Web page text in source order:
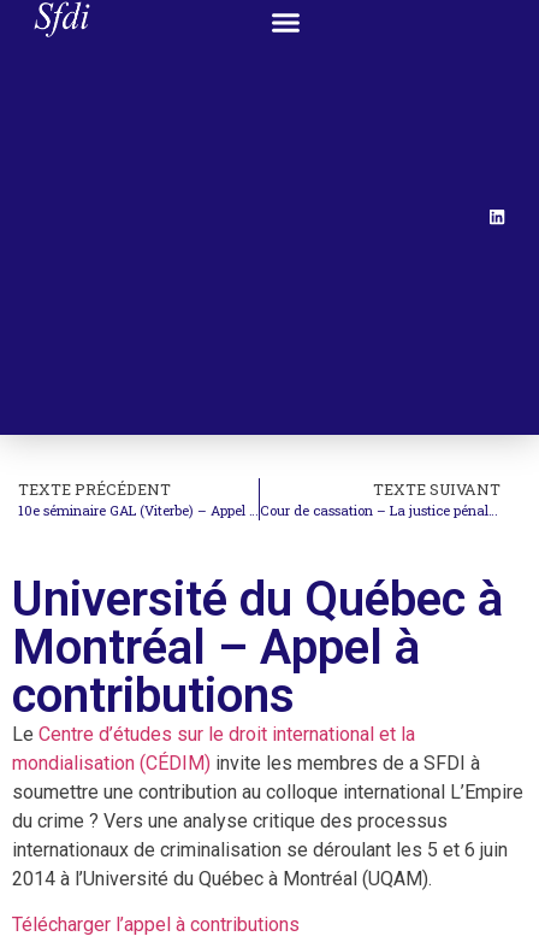
TEXTE PRÉCÉDENT TEXTE SUIVANT
Université du Québec à
Montréal – Appel à
contributions
Le Centre d’études sur le droit international et la
mondialisation (CÉDIM) invite les membres de a SFDI à
soumettre une contribution au colloque international L’Empire
du crime ? Vers une analyse critique des processus
internationaux de criminalisation se déroulant les 5 et 6 juin
2014 à l’Université du Québec à Montréal (UQAM).
Télécharger l’appel à contributions